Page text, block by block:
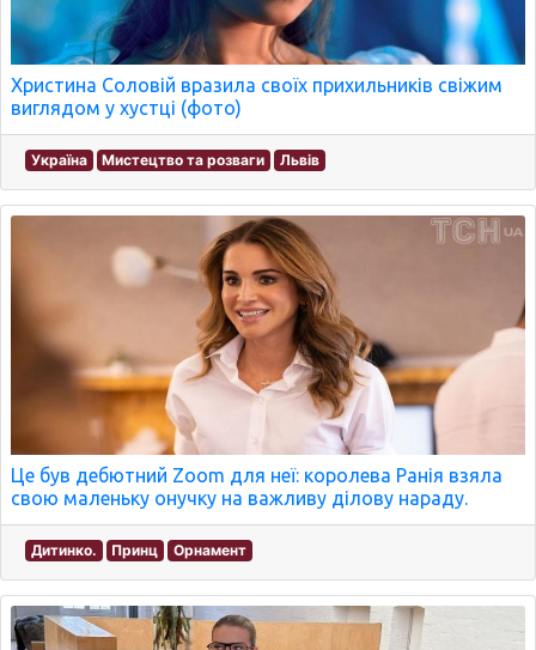
Христина Соловій вразила своїх прихильників свіжим
виглядом у хустці (фото)
Україна Мистецтво та розваги Львів
Це був дебютний Zoom для неї: королева Ранія взяла
свою маленьку онучку на важливу ділову нараду.
Дитинко. Принц Орнамент